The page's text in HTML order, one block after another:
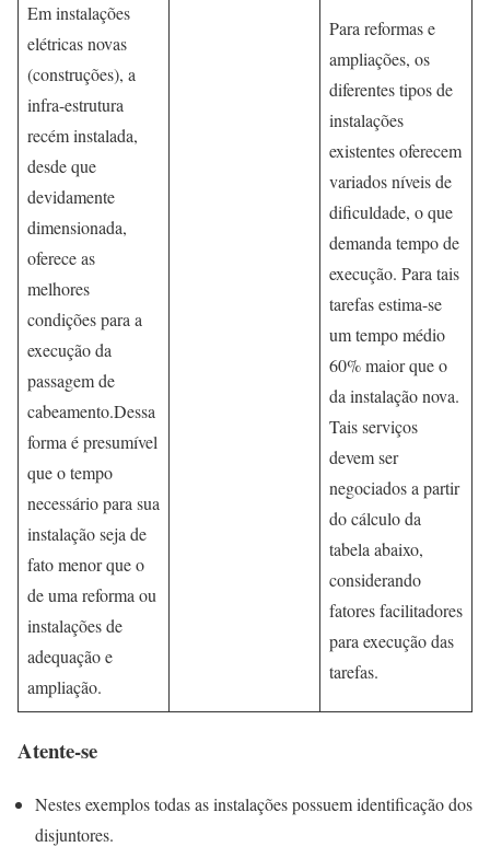
Em instalações
elétricas novas
(construções), a
infra-estrutura
recém instalada,
desde que
devidamente
dimensionada,
oferece as
melhores
condições para a
execução da
passagem de
cabeamento.Dessa
forma é presumível
que o tempo
necessário para sua
instalação seja de
fato menor que o
de uma reforma ou
instalações de
adequação e
ampliação.
Para reformas e
ampliações, os
diferentes tipos de
instalações
existentes oferecem
variados níveis de
dificuldade, o que
demanda tempo de
execução. Para tais
tarefas estima-se
um tempo médio
60% maior que o
da instalação nova.
Tais serviços
devem ser
negociados a partir
do cálculo da
tabela abaixo,
considerando
fatores facilitadores
para execução das
tarefas.
Atente-se
Nestes exemplos todas as instalações possuem identificação dos
disjuntores.